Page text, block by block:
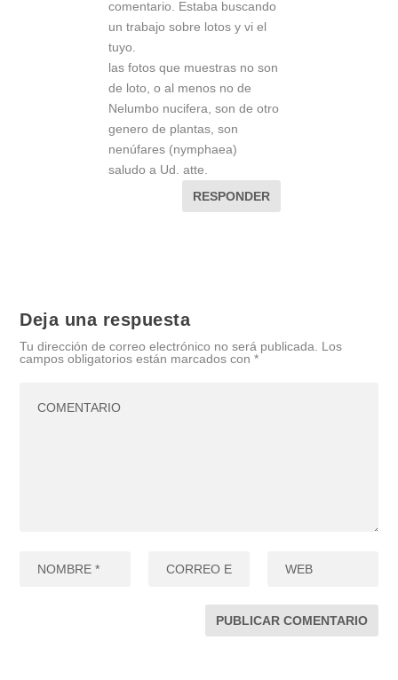
comentario. Estaba buscando
un trabajo sobre lotos y vi el
tuyo.
las fotos que muestras no son
de loto, o al menos no de
Nelumbo nucifera, son de otro
genero de plantas, son
nenúfares (nymphaea)
saludo a Ud. atte.
RESPONDER
Deja una respuesta
Tu dirección de correo electrónico no será publicada.
Los
campos obligatorios están marcados con*